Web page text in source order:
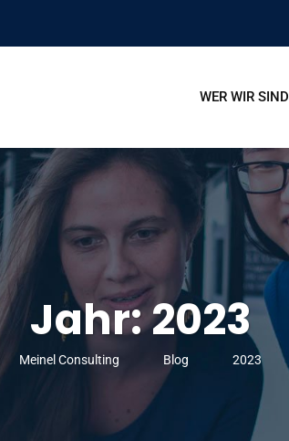
WER WIR SIND
Jahr:2023
Meinel Consulting Blog 2023